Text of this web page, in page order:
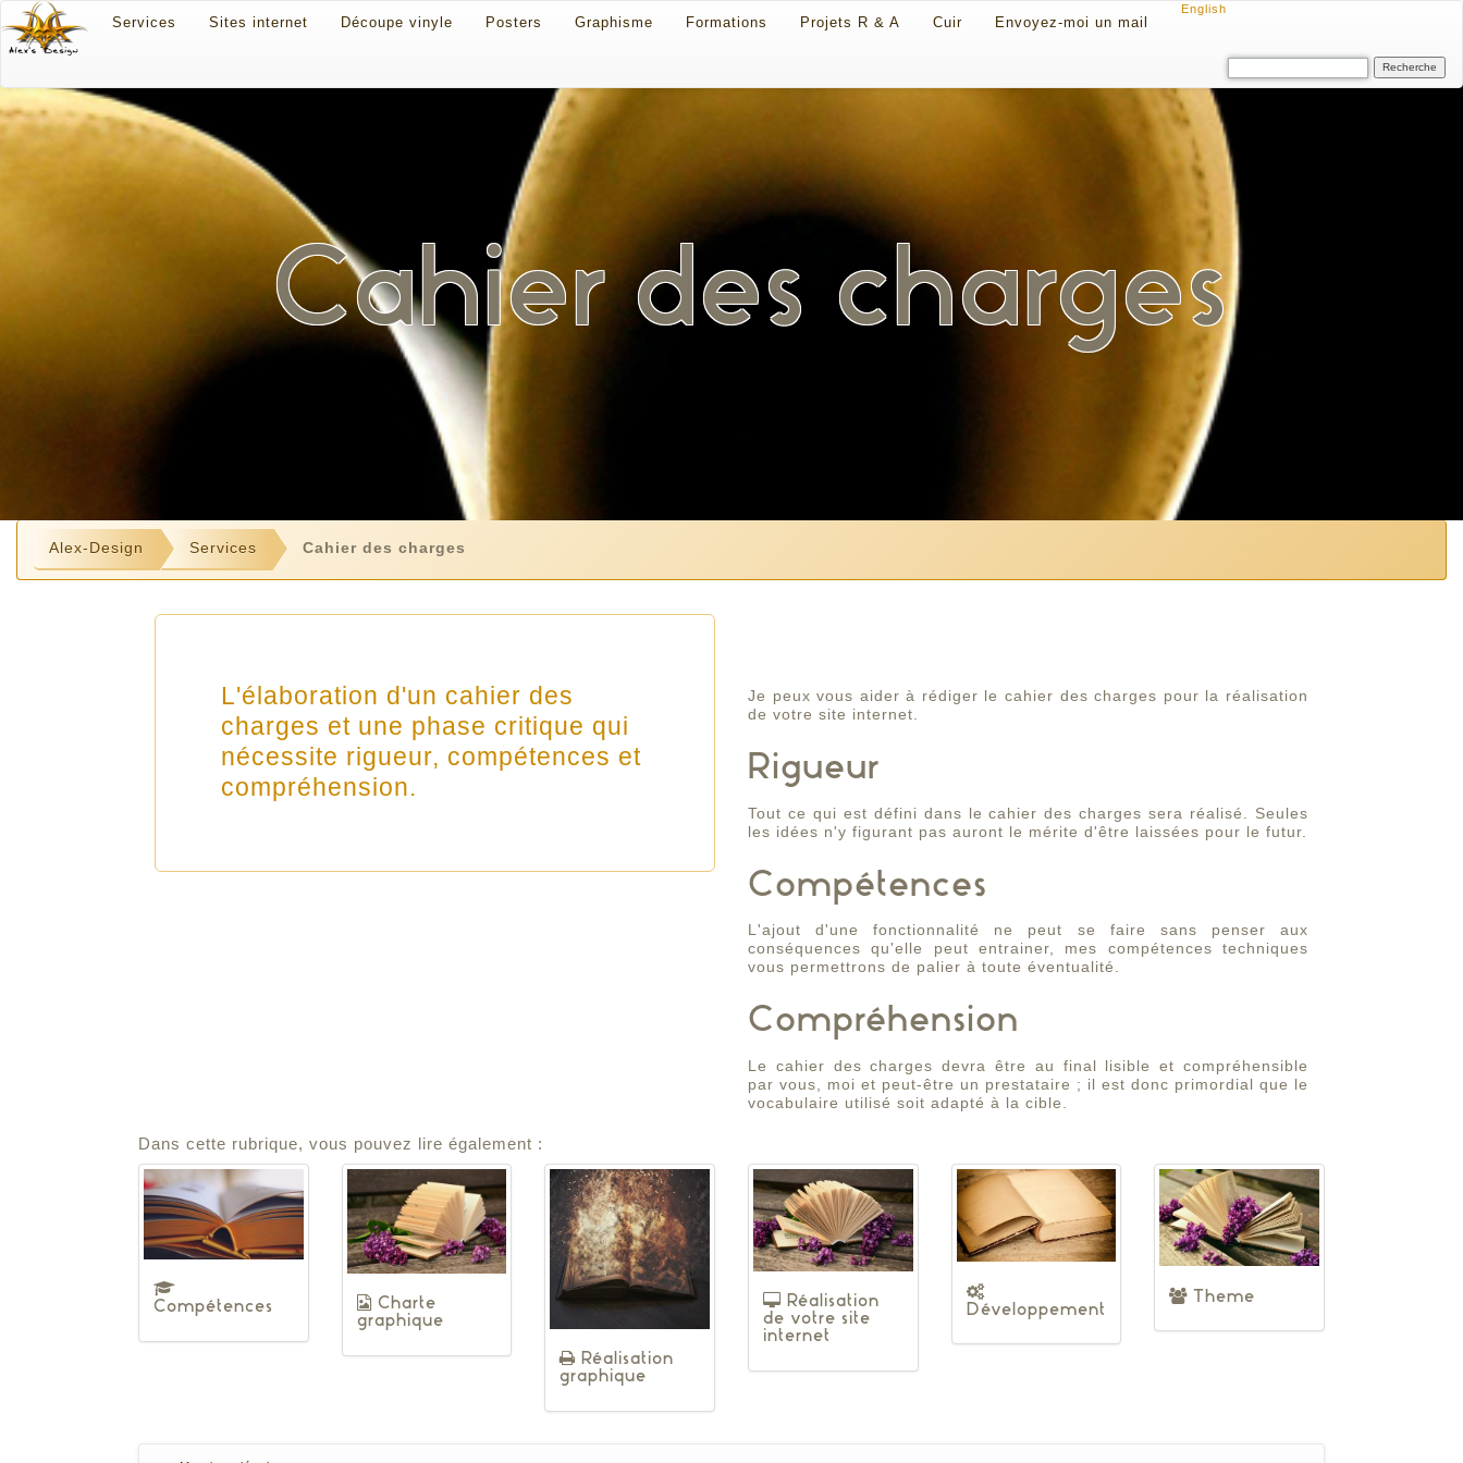
Services Sites internet Découpe vinyle Posters Graphisme Formations Projets R & A Cuir Envoyez-moi un mail
English
Cahier des charges
Alex-Design Services Cahier des charges
L'élaboration d'un cahier des
charges et une phase critique qui
nécessite rigueur, compétences et
compréhension.
Je peux vous aider à rédiger le cahier des charges pour la réalisation
de votre site internet.
Rigueur
Tout ce qui est défini dans le cahier des charges sera réalisé. Seules
les idées n'y figurant pas auront le mérite d'être laissées pour le futur.
Compétences
L'ajout d'une fonctionnalité ne peut se faire sans penser aux
conséquences qu'elle peut entrainer, mes compétences techniques
vous permettrons de palier à toute éventualité.
Compréhension
Le cahier des charges devra être au final lisible et compréhensible
par vous, moi et peut-être un prestataire ; il est donc primordial que le
vocabulaire utilisé soit adapté à la cible.
Dans cette rubrique, vous pouvez lire également :
Compétences
Charte
graphique
Réalisation
graphique
Réalisation
de votre site
internet
Développement
Theme